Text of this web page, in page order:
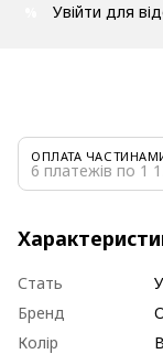
Увійти для
ОПЛАТА
6 платежів по 1
Стать
Бренд
Колір